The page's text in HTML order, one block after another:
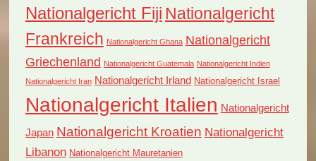
Nationalgericht Fiji Nationalgericht
Frankreich Nationalgericht Ghana Nationalgericht
Griechenland Nationalgericht Guatemala Nationalgericht Indien
Nationalgericht Iran Nationalgericht Irland Nationalgericht Israel
Nationalgericht Italien Nationalgericht
Japan Nationalgericht Kroatien Nationalgericht
Libanon Nationalgericht Mauretanien